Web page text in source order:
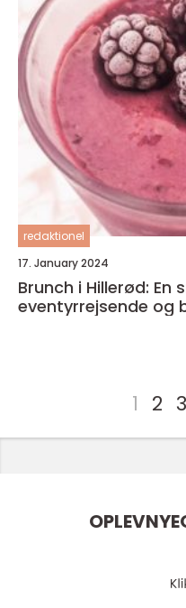
redaktionel
17. January 2024
Brunch i Hillerød:
eventyrrejsende og
1 2 3